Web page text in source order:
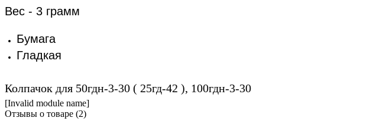
​Вес - 3 грамм
Бумага
Гладкая
Колпачок для 50гдн-3-30 ( 25гд-42 ), 100гдн-3-30
[Invalid module name]
Отзывы о товаре (2)